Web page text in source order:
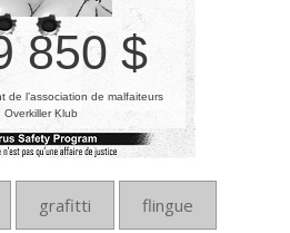
850 $
de l’association de malfaiteurs
Overkiller Klub
grafitti flingue